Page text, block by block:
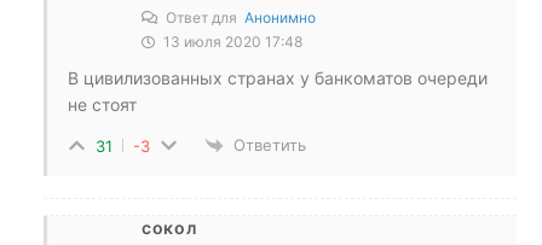
Ответ для Анонимно
13 июля 2020 17:48
В цивилизованных странах у банкоматов очереди
не стоят
31 -3 Ответить
сокол